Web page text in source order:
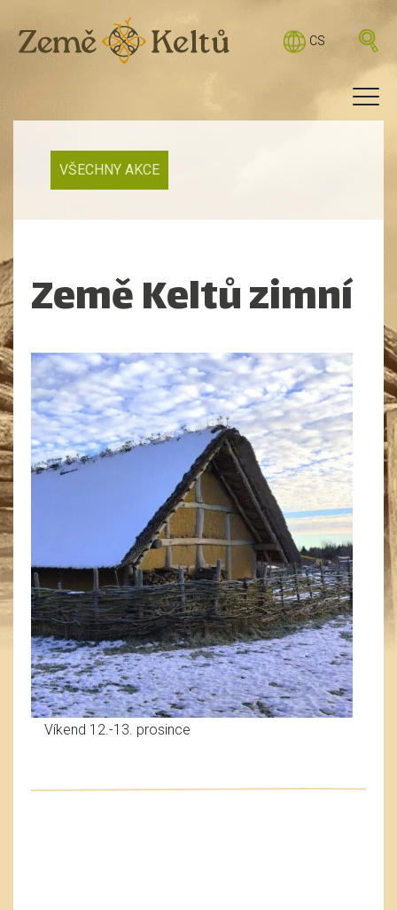
CS
VŠECHNY AKCE
Země Keltů zimní
Víkend 12.-13. prosince